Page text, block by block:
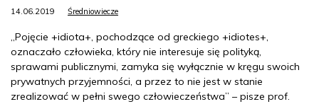
14.06.2019 Średniowiecze
„Pojęcie +idiota+, pochodzące od greckiego +idiotes+,
oznaczało człowieka, który nie interesuje się polityką,
sprawami publicznymi, zamyka się wyłącznie w kręgu swoich
prywatnych przyjemności, a przez to nie jest w stanie
zrealizować w pełni swego człowieczeństwa” – pisze prof.